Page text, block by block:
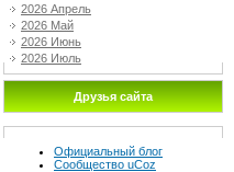
2026 Апрель
2026 Май
2026 Июнь
2026 Июль
Друзья сайта
Официальный блог
Сообщество uCoz